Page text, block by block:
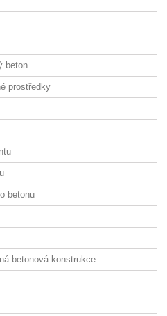
beton
prostředky
betonu
betonová konstrukce